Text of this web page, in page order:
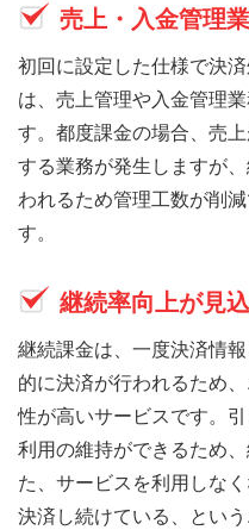
売上・入金管理
初回に設定した仕様で決
は、売上管理や入金管理
す。都度課金の場合、売
する業務が発生しますが
われるため管理工数が削
す。
継続率向上が見
継続課金は、一度決済情
的に決済が行われるため
性が高いサービスです。
利用の維持ができるため
た、サービスを利用しな
決済し続けている、とい